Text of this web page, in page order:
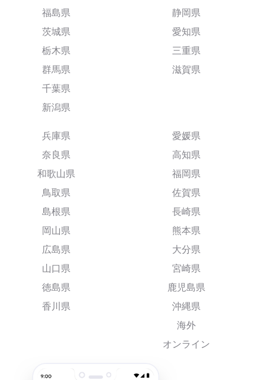
福島県
茨城県
栃木県
群馬県
千葉県
新潟県
静岡県
愛知県
三重県
滋賀県
兵庫県
奈良県
和歌山県
鳥取県
島根県
岡山県
広島県
山口県
徳島県
香川県
愛媛県
高知県
福岡県
佐賀県
長崎県
熊本県
大分県
宮崎県
鹿児島県
沖縄県
海外
オンライン